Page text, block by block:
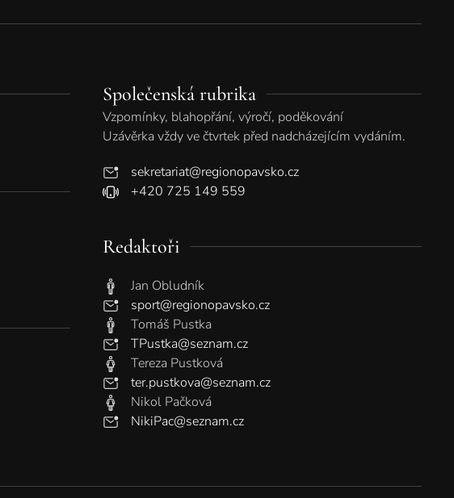
Společenská rubrika
Vzpomínky, blahopřání, výročí, poděkování
Uzávěrka vždy ve čtvrtek před nadcházejícím vydáním.
sekretariat@regionopavsko.cz
+420 725 149 559
Redaktoři
Jan Obludník
sport@regionopavsko.cz
Tomáš Pustka
TPustka@seznam.cz
Tereza Pustková
ter.pustkova@seznam.cz
Nikol Pačková
NikiPac@seznam.cz